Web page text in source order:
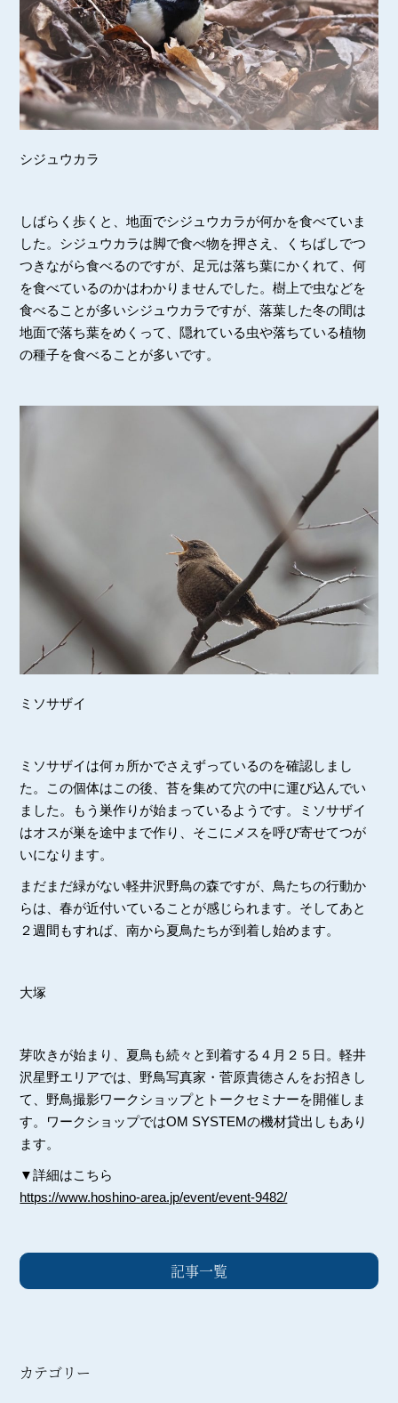
シジュウカラ
しばらく歩くと、地面でシジュウカラが何かを食べていま
した。シジュウカラは脚で食べ物を押さえ、くちばしでつ
つきながら食べるのですが、足元は落ち葉にかくれて、何
を食べているのかはわかりませんでした。樹上で虫などを
食べることが多いシジュウカラですが、落葉した冬の間は
地面で落ち葉をめくって、隠れている虫や落ちている植物
の種子を食べることが多いです。
ミソサザイ
ミソサザイは何ヵ所かでさえずっているのを確認しまし
た。この個体はこの後、苔を集めて穴の中に運び込んでい
ました。もう巣作りが始まっているようです。ミソサザイ
はオスが巣を途中まで作り、そこにメスを呼び寄せてつが
いになります。
まだまだ緑がない軽井沢野鳥の森ですが、鳥たちの行動か
らは、春が近付いていることが感じられます。そしてあと
２週間もすれば、南から夏鳥たちが到着し始めます。
大塚
芽吹きが始まり、夏鳥も続々と到着する４月２５日。軽井
沢星野エリアでは、野鳥写真家・菅原貴徳さんをお招きし
て、野鳥撮影ワークショップとトークセミナーを開催しま
す。ワークショップではOM SYSTEMの機材貸出しもあり
ます。
▼詳細はこちら
https://www.hoshino-area.jp/event/event-9482/
記事一覧
カテゴリー